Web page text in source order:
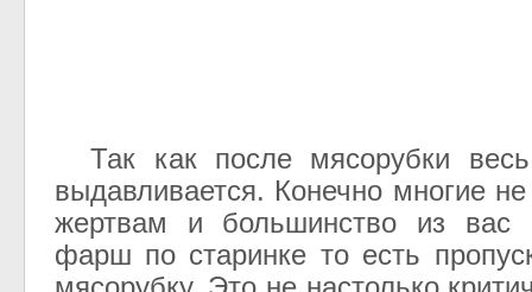
Так как после мясорубки
выдавливается. Конечно многие
жертвам и большинство из вас
фарш по старинке то есть